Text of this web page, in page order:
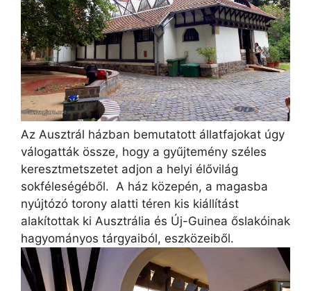
Az Ausztrál házban bemutatott állatfajokat úgy
válogatták össze, hogy a gyűjtemény széles
keresztmetszetet adjon a helyi élővilág
sokféleségéből. A ház közepén, a magasba
nyújtózó torony alatti téren kis kiállítást
alakítottak ki Ausztrália és Új-Guinea őslakóinak
hagyományos tárgyaiból, eszközeiből.